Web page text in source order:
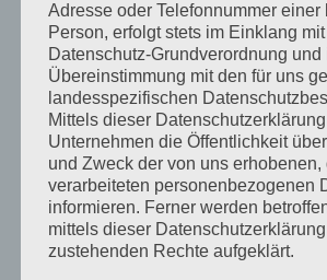
Coach
Coaching
Coaching-
Coaching Ausbildung
Coachings
Coaching Seminar 2026
Digitale Führung
erfolgreiche Führung
FCG Akademie
Führung mit Empathie
Führungsalltag
Führungskräfte
Führungskräfte-Training
Führungskräfte Coaching
Adresse oder Telefonnummer einer
Person, erfolgt stets im Einklang
Datenschutz-Grundverordnung und
Übereinstimmung mit den für uns
landesspezifischen
Mittels dieser
Unternehmen die Öffentlichkeit
und Zweck der von uns erhobenen,
verarbeiteten personenbezogenen
informieren. Ferner werden
mittels dieser
zustehenden Rechte aufgeklärt.